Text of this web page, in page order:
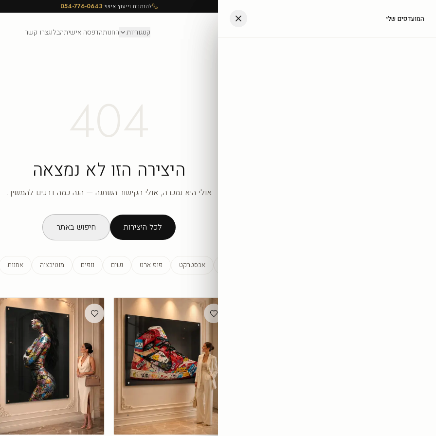
להזמנות וייעוץ אישי:054-776-0643
קטגוריות החנותהדפסה אישיתהבלוגצרו קשר
היצירה הזו לא נמצאה
אולי היא נמכרה, אולי הקישור השתנה — הנה כמה דרכים להמשיך.
לכל היצירות חיפוש באתר
אבסטרקט פופ ארט נשים נופים מוטיבציה אמנות
העגלה שלך
המועדפים שלי